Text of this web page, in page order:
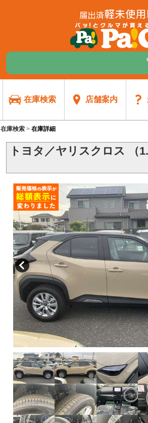
在庫検索 店舗案内
在庫検索 在庫詳細
トヨタ／ヤリスクロス